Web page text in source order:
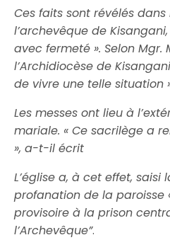
Ces faits sont révélés
l’archevêque de
avec fermeté ». Selon Mgr.
l’Archidiocèse de
de vivre une telle situation
Les messes ont lieu à
mariale. « Ce sacrilège a
», a-t-il écrit
L’église a, à cet effet, saisi
profanation de la paroisse
provisoire à la prison
l’Archevêque”.